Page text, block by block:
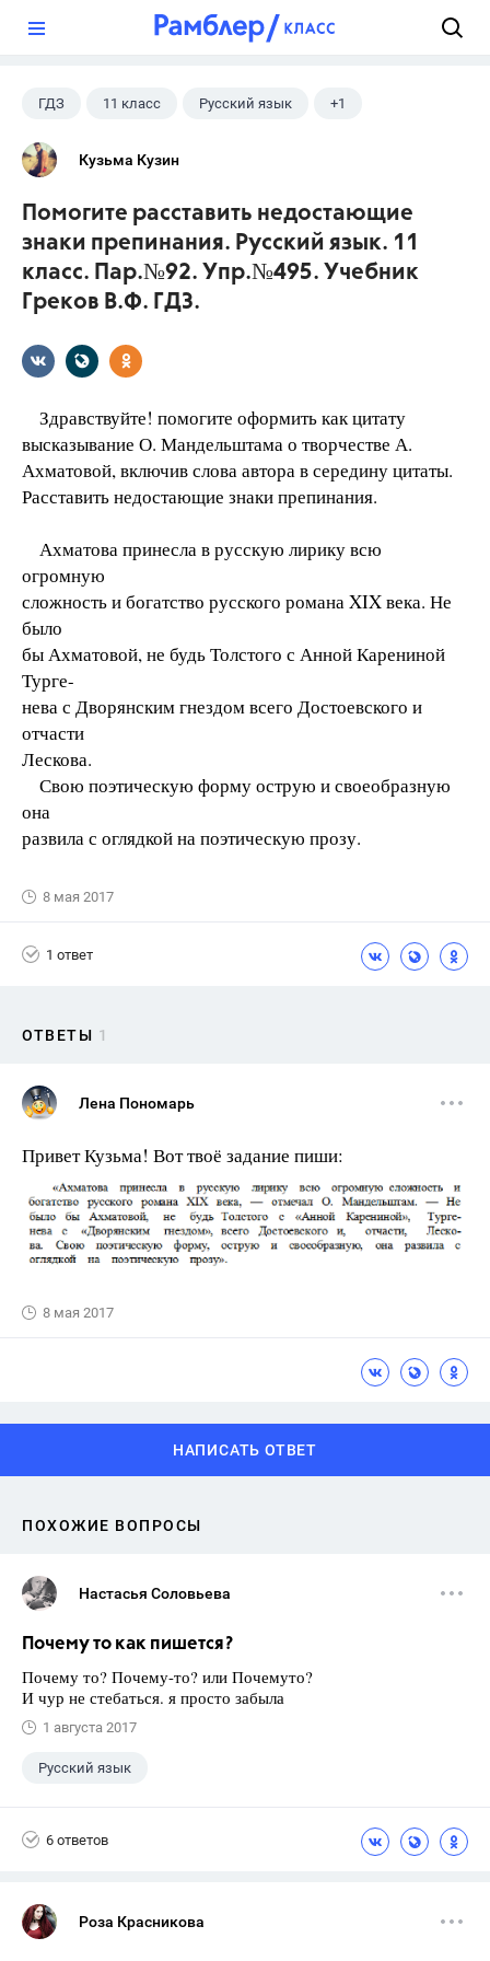
ГДЗ 11 класс Русский язык +1
Греков В.Ф.
Кузьма Кузин
Помогите расставить недостающие
знаки препинания. Русский язык. 11
класс. Пар.№92. Упр.№495. Учебник
Греков В.Ф. ГДЗ.
Здравствуйте! помогите оформить как цитату
высказывание О. Мандельштама о творчестве А.
Ахматовой, включив слова автора в середину цитаты.
Расставить недостающие знаки препинания.
Ахматова принесла в русскую лирику всю
огромную
сложность и богатство русского романа XIX века. Не
было
бы Ахматовой, не будь Толстого с Анной Карениной
Турге-
нева с Дворянским гнездом всего Достоевского и
отчасти
Лескова.
Свою поэтическую форму острую и своеобразную
она
развила с оглядкой на поэтическую прозу.
8 мая 2017
1 ответ
ОТВЕТЫ 1
Лена Пономарь
Привет Кузьма! Вот твоё задание пиши:
8 мая 2017
НАПИСАТЬ ОТВЕТ
ПОХОЖИЕ ВОПРОСЫ
Настасья Соловьева
Почему то как пишется?
Почему то? Почему-то? или Почемуто?
И чур не стебаться. я просто забыла
1 августа 2017
Русский язык
6 ответов
Роза Красникова